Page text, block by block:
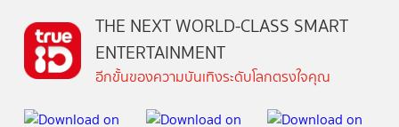
THE NEXT WORLD-CLASS SMART
ENTERTAINMENT
อีกขั้นของความบันเทิงระดับโลกตรงใจคุณ